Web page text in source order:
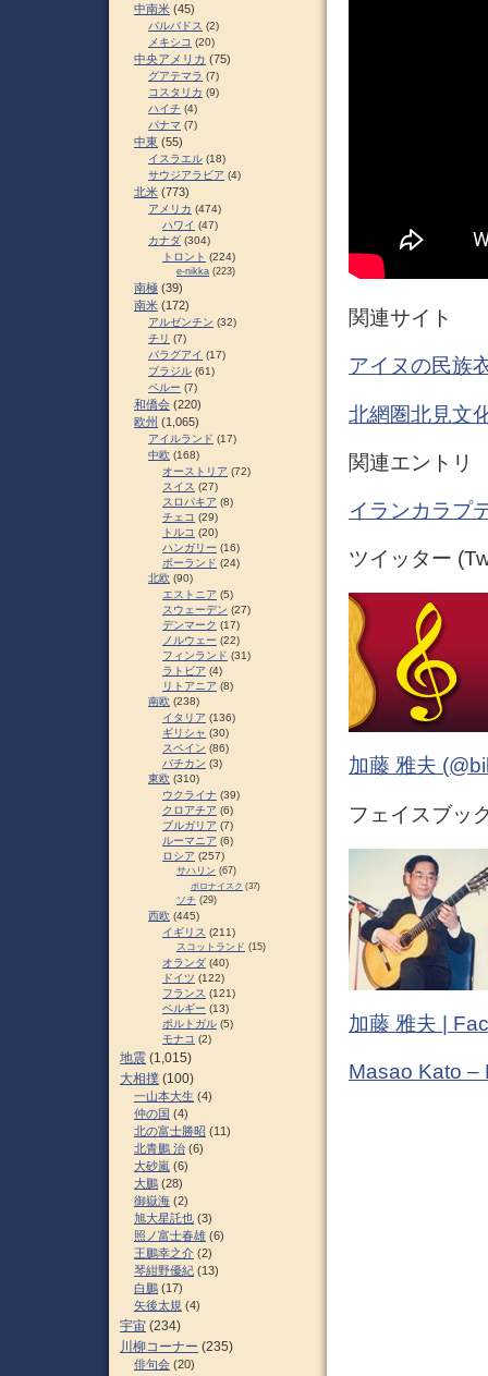
関連サイト
アイヌの民族
北網圏北見文
関連エントリ
イランカラプ
ツイッター
加藤 雅夫
フェイスブッ
加藤 雅夫 |
Masao Kato –
中南米 (45)
バルバドス (2)
メキシコ (20)
中央アメリカ (75)
グアテマラ (7)
コスタリカ (9)
ハイチ (4)
パナマ (7)
中東 (55)
イスラエル (18)
サウジアラビア (4)
北米 (773)
アメリカ (474)
ハワイ (47)
カナダ (304)
トロント (224)
e-nikka (223)
南極 (39)
南米 (172)
アルゼンチン (32)
チリ (7)
パラグアイ (17)
ブラジル (61)
ペルー (7)
和僑会 (220)
欧州 (1,065)
アイルランド (17)
中欧 (168)
オーストリア (72)
スイス (27)
スロパキア (8)
チェコ (29)
トルコ (20)
ハンガリー (16)
ポーランド (24)
北欧 (90)
エストニア (5)
スウェーデン (27)
デンマーク (17)
ノルウェー (22)
フィンランド (31)
ラトビア (4)
リトアニア (8)
南欧 (238)
イタリア (136)
ギリシャ (30)
スペイン (86)
バチカン (3)
東欧 (310)
ウクライナ (39)
クロアチア (6)
ブルガリア (7)
ルーマニア (6)
ロシア (257)
サハリン (67)
ポロナイスク (37)
ソチ (29)
西欧 (445)
イギリス (211)
スコットランド (15)
オランダ (40)
ドイツ (122)
フランス (121)
ベルギー (13)
ポルトガル (5)
モナコ (2)
地震 (1,015)
大相撲 (100)
一山本大生 (4)
仲の国 (4)
北の富士勝昭 (11)
北青鵬 治 (6)
大砂嵐 (6)
大鵬 (28)
御嶽海 (2)
旭大星託也 (3)
照ノ富士春雄 (6)
王鵬幸之介 (2)
琴紺野優紀 (13)
白鵬 (17)
矢後太規 (4)
宇宙 (234)
川柳コーナー (235)
俳句会 (20)